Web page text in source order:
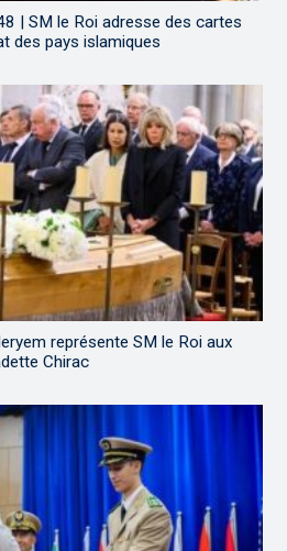
| SM le Roi adresse des cartes
des pays islamiques
représente SM le Roi aux
Chirac